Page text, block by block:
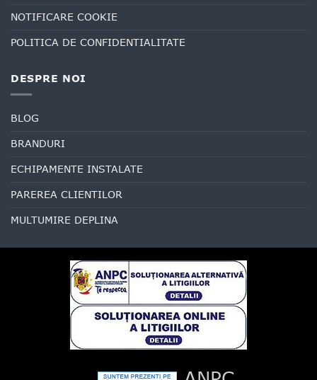
NOTIFICARE COOKIE
POLITICA DE CONFIDENTIALITATE
DESPRE NOI
BLOG
BRANDURI
ECHIPAMENTE INSTALATE
PAREREA CLIENTILOR
MULTUMIRE DEPLINA